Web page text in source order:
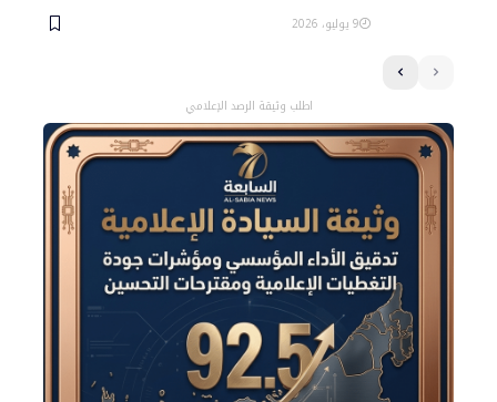
9 يوليو، 2026
اطلب وثيقة الرصد الإعلامي